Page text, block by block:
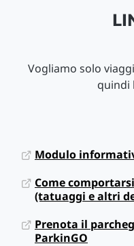
Vogliamo solo
quindi
Modulo
Come
(tatuaggi e altri
Prenota il
ParkinGO